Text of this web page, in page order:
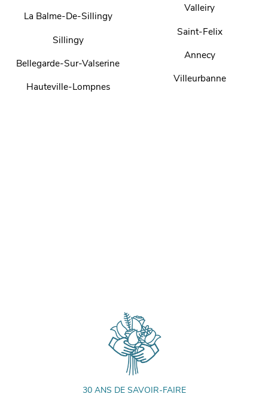
La Balme-De-Sillingy
Sillingy
Bellegarde-Sur-Valserine
Hauteville-Lompnes
Valleiry
Saint-Felix
Annecy
Villeurbanne
30 ANS DE SAVOIR-FAIRE